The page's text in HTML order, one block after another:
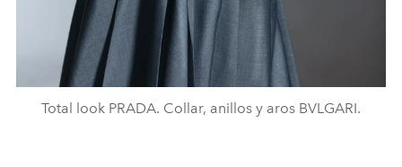
Total look PRADA. Collar, anillos y aros BVLGARI.